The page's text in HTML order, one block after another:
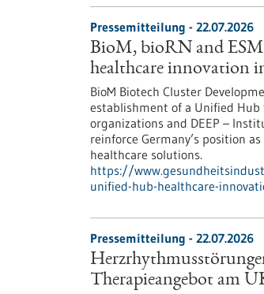
Pressemitteilung - 22.07.2026
BioM, bioRN and
healthcare innovation
BioM Biotech Cluster
establishment of a Unified
organizations and DEEP –
reinforce Germany’s position
healthcare solutions.
https://
unified-hub-healthcare-
Pressemitteilung - 22.07.2026
Therapieangebot am